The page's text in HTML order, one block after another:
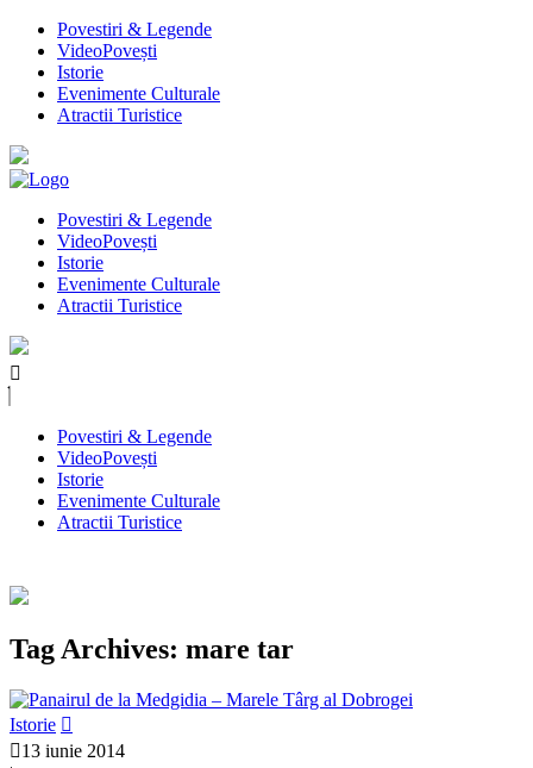
Povestiri & Legende
VideoPovești
Istorie
Evenimente Culturale
Atractii Turistice
Povestiri & Legende
VideoPovești
Istorie
Evenimente Culturale
Atractii Turistice
Povestiri & Legende
VideoPovești
Istorie
Evenimente Culturale
Atractii Turistice
Tag Archives: mare tar
Istorie
13 iunie 2014